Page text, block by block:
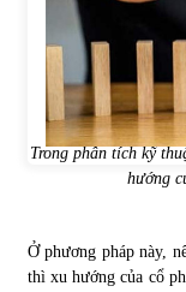
Trong phân tích kỹ
hướng
Ở phương pháp này,
thì xu hướng của cổ